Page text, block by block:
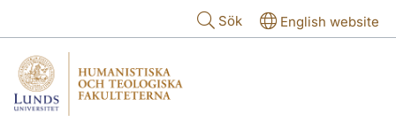
Sök English website